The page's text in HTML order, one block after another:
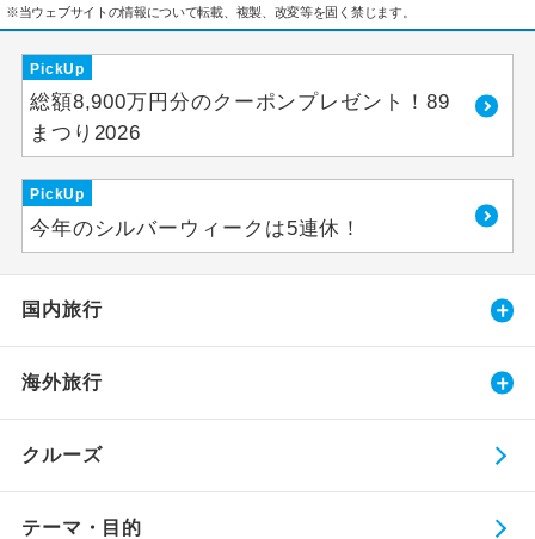
※当ウェブサイトの情報について転載、複製、改変等を固く禁じます。
PickUp
総額8,900万円分のクーポンプレゼント！89
まつり2026
PickUp
今年のシルバーウィークは5連休！
国内旅行
海外旅行
クルーズ
テーマ・目的